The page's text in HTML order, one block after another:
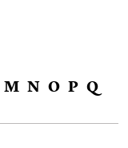
M N O P Q